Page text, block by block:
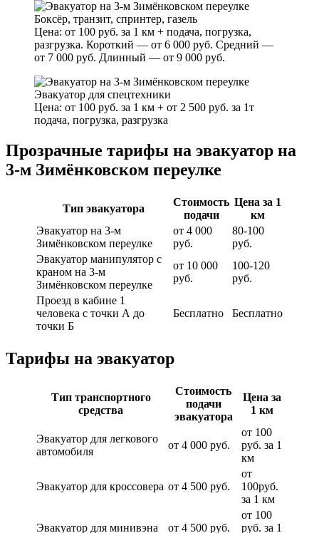
Боксёр, транзит, спринтер, газель
Цена: от 100 руб. за 1 км + подача, погрузка,
разгрузка. Короткий — от 6 000 руб. Средний —
от 7 000 руб. Длинный — от 9 000 руб.
Эвакуатор для спецтехники
Цена: от 100 руб. за 1 км + от 2 500 руб. за 1т
подача, погрузка, разгрузка
Прозрачные тарифы на эвакуатор на
3-м Зимёнковском переулке
Тип эвакуатора
Стоимость
подачи
Цена за 1
км
Эвакуатор на 3-м
Зимёнковском переулке
от 4 000
руб.
80-100
руб.
Эвакуатор манипулятор с
краном на 3-м
Зимёнковском переулке
от 10 000
руб.
100-120
руб.
Проезд в кабине 1
человека с точки А до
точки Б
Бесплатно Бесплатно
Тарифы на эвакуатор
Тип транспортного
средства
Стоимость
подачи
эвакуатора
Цена за
1 км
Эвакуатор для легкового
автомобиля
от 4 000 руб.
от 100
руб. за 1
км
Эвакуатор для кроссовера от 4 500 руб.
от
100руб.
за 1 км
Эвакуатор для минивэна от 4 500 руб.
от 100
руб. за 1